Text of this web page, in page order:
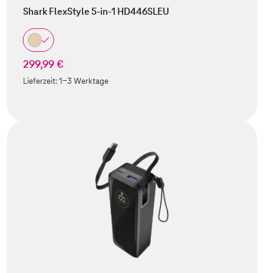
Shark FlexStyle 5-in-1 HD446SLEU
299,99 €
Lieferzeit:1-3 Werktage